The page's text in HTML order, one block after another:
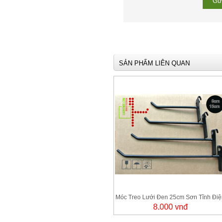
SẢN PHẨM LIÊN QUAN
Móc Treo Lưới Đen 25cm Sơn Tĩnh
8.000 vnđ